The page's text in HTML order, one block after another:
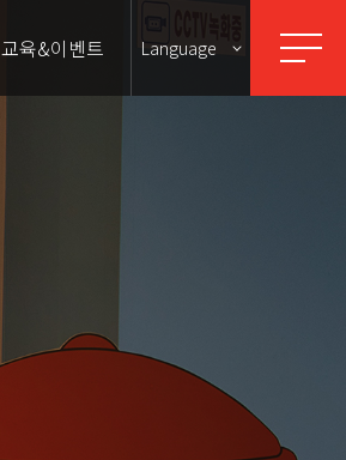
교육&이벤트 Language